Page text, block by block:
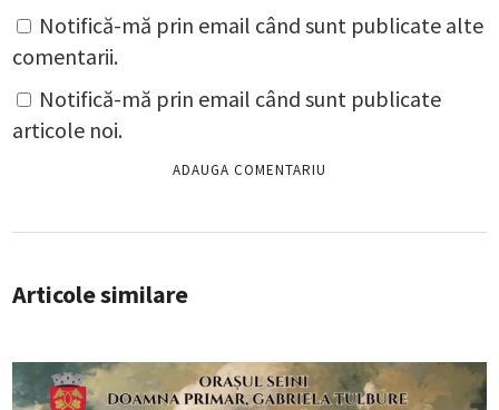
Notifică-mă prin email când sunt publicate alte
comentarii.
Notifică-mă prin email când sunt publicate
articole noi.
Articole similare